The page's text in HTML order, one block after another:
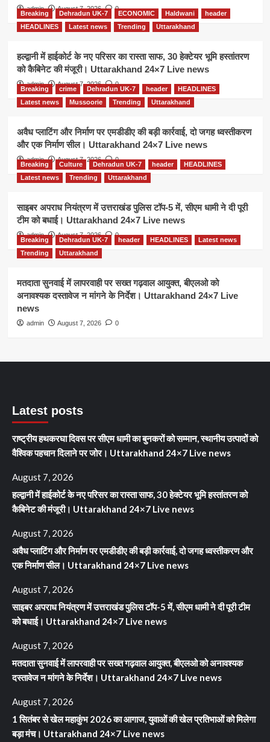
admin August 7, 2026 0
Breaking Dehradun UK-7 ECONOMIC Haldwani
header
HEADLINES
Latest news Trending Uttarakhand
हल्द्वानी में हाईकोर्ट के नए परिसर का रास्ता साफ, 30 हेक्टेयर भूमि हस्तांतरण
को कैबिनेट की मंजूरी। Uttarakhand 24×7 Live news
admin August 7, 2026 0
Breaking crime Dehradun UK-7 header
HEADLINES
Latest news
Mussoorie Trending Uttarakhand
अवैध प्लाटिंग और निर्माण पर एमडीडीए की बड़ी कार्रवाई, दो जगह ध्वस्तीकरण
और एक निर्माण सील। Uttarakhand 24×7 Live news
admin August 7, 2026 0
Breaking Culture Dehradun UK-7 header
HEADLINES
Latest news
Trending Uttarakhand
साइबर अपराध नियंत्रण में उत्तराखंड पुलिस टॉप-5 में, सीएम धामी ने दी पूरी
टीम को बधाई। Uttarakhand 24×7 Live news
admin August 7, 2026 0
Breaking Dehradun UK-7 header HEADLINES
Latest news
Trending
Uttarakhand
मतदाता सुनवाई में लापरवाही पर सख्त गढ़वाल आयुक्त, बीएलओ को
अनावश्यक दस्तावेज न मांगने के निर्देश। Uttarakhand 24×7 Live
news
admin August 7, 2026 0
Latest posts
राष्ट्रीय हथकरघा दिवस पर सीएम धामी का बुनकरों को सम्मान, स्थानीय उत्पादों को
वैश्विक पहचान दिलाने पर जोर। Uttarakhand 24×7 Live news
August 7, 2026
हल्द्वानी में हाईकोर्ट के नए परिसर का रास्ता साफ, 30 हेक्टेयर भूमि हस्तांतरण को
कैबिनेट की मंजूरी। Uttarakhand 24×7 Live news
August 7, 2026
अवैध प्लाटिंग और निर्माण पर एमडीडीए की बड़ी कार्रवाई, दो जगह ध्वस्तीकरण और
एक निर्माण सील। Uttarakhand 24×7 Live news
August 7, 2026
साइबर अपराध नियंत्रण में उत्तराखंड पुलिस टॉप-5 में, सीएम धामी ने दी पूरी टीम
को बधाई। Uttarakhand 24×7 Live news
August 7, 2026
मतदाता सुनवाई में लापरवाही पर सख्त गढ़वाल आयुक्त, बीएलओ को अनावश्यक
दस्तावेज न मांगने के निर्देश। Uttarakhand 24×7 Live news
August 7, 2026
1 सितंबर से खेल महाकुंभ 2026 का आगाज, युवाओं की खेल प्रतिभाओं को मिलेगा
बड़ा मंच। Uttarakhand 24×7 Live news